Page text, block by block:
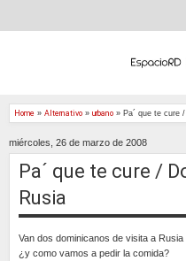
Home » Alternativo » urbano » Pa´ que te cure
miércoles, 26 de marzo de 2008
Pa´ que te cure /
Rusia
Van dos dominicanos de visita a
¿y como vamos a pedir la comida?